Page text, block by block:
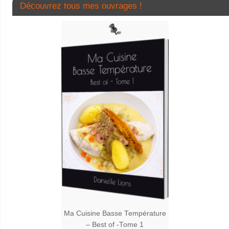
Découvrez tous mes ouvrages !
Ma Cuisine Basse Température
– Best of -Tome 1